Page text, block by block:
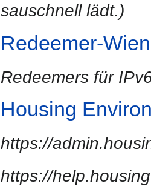
sauschnell lädt.)
Redeemer-Wien
Redeemers für
Housing
https://
https://